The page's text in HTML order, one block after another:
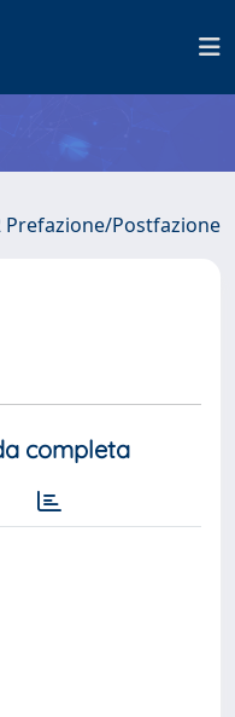
Prefazione/Postfazione
completa